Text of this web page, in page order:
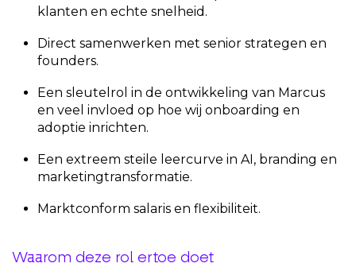
klanten en echte snelheid.
Direct samenwerken met senior strategen en
founders.
Een sleutelrol in de ontwikkeling van Marcus
en veel invloed op hoe wij onboarding en
adoptie inrichten.
Een extreem steile leercurve in AI, branding en
marketingtransformatie.
Marktconform salaris en flexibiliteit.
Waarom deze rol ertoe doet